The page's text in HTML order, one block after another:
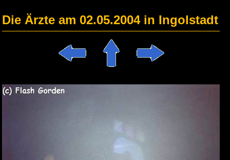
Die Ärzte am 02.05.2004 in Ingolstadt